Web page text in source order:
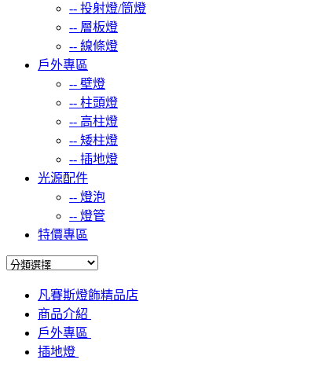
-- 投射燈/筒燈
-- 層板燈
-- 線條燈
戶外專區
-- 壁燈
-- 柱頭燈
-- 高柱燈
-- 矮柱燈
-- 插地燈
光源配件
-- 燈泡
-- 燈管
特價專區
凡賽斯燈飾精品店
商品介紹
戶外專區
插地燈